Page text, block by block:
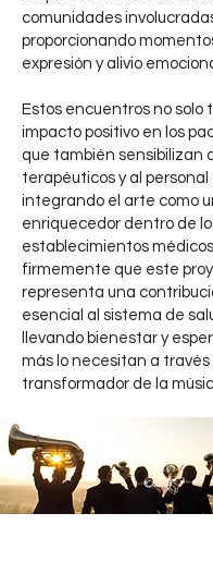
comunidades
proporcionando
expresión y alivio
Estos encuentros no solo
impacto positivo en los
que también sensibilizan
terapéuticos y al personal
integrando el arte como
enriquecedor dentro de
establecimientos
firmemente que este
representa una
esencial al sistema de
llevando bienestar y
más lo necesitan a través
transformador de la